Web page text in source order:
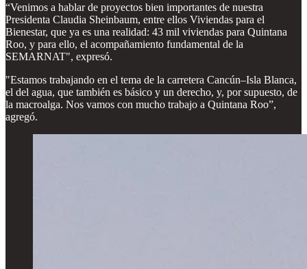
“Venimos a hablar de proyectos bien importantes de nuestra
Presidenta Claudia Sheinbaum, entre ellos Viviendas para el
Bienestar, que ya es una realidad: 43 mil viviendas para Quintana
Roo, y para ello, el acompañamiento fundamental de la
SEMARNAT", expresó.
"Estamos trabajando en el tema de la carretera Cancún–Isla Blanca,
el del agua, que también es básico y un derecho, y, por supuesto, de
la macroalga. Nos vamos con mucho trabajo a Quintana Roo”,
agregó.